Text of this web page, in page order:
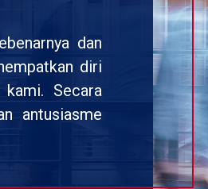
dan
diri
Secara
antusiasme